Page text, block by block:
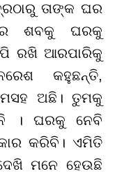
ତାଙ୍କ ଘର
ଶବକୁ ଘରକୁ
ରଖି ଆରପାରିକୁ
କହୁଛନ୍ତି,
ଅଛି। ତୁମକୁ
। ଘରକୁ ନେବି
କରିବି। ଏମିତି
ମନେ ହେଉଛି